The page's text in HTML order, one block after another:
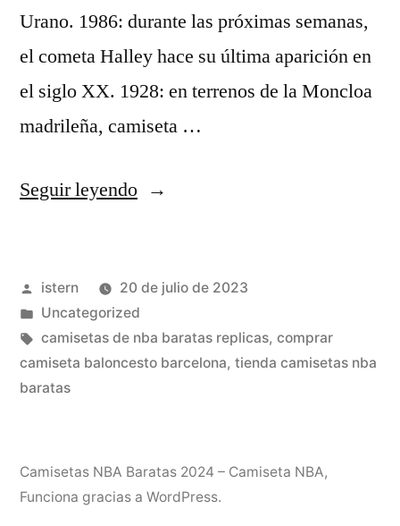
Urano. 1986: durante las próximas semanas,
el cometa Halley hace su última aparición en
el siglo XX. 1928: en terrenos de la Moncloa
madrileña, camiseta …
Seguir leyendo«Opiniones
Baratas
Ny
Nueva
York
Publicado
por
istern
20 de julio de 2023
Publicado
en
Uncategorized
Etiquetas:
camisetas de nba baratas replicas, comprar
camiseta baloncesto barcelona, tienda camisetas nba
baratas
Camisetas NBA Baratas 2024 – Camiseta NBA,
Funciona gracias a WordPress.